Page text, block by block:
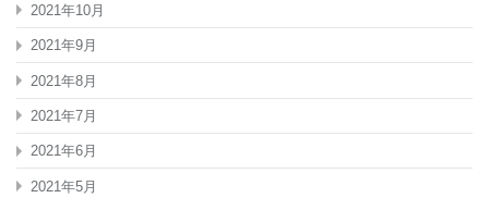
2021年10月
2021年9月
2021年8月
2021年7月
2021年6月
2021年5月